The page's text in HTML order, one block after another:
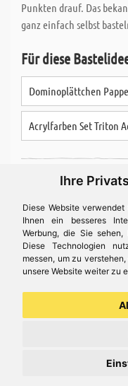
Ihre
Diese Website
Ihnen ein besseres
Werbung, die Sie sehen,
Diese Technologien
messen, um zu
unsere Website weiter zu
Punkten drauf. Das
ganz einfach selbst
Für diese
Dominoplättchen
Acrylfarben Set Triton
Kantenhocker
fröhlichen Figuren aus